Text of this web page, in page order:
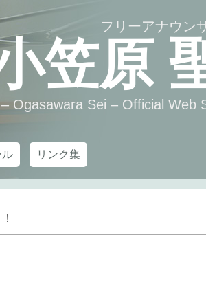
フリーアナウン
笠原
– Ogasawara Sei – Official Web
ル リンク集